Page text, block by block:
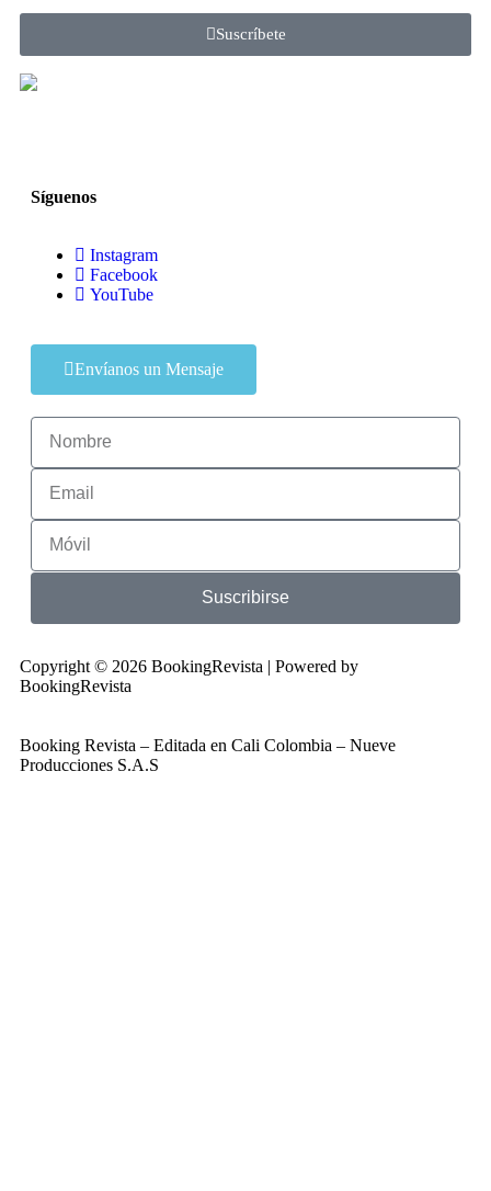
Suscríbete
Síguenos
Instagram
Facebook
YouTube
Envíanos un Mensaje
Suscribirse
Copyright © 2026 BookingRevista | Powered by
BookingRevista
Booking Revista – Editada en Cali Colombia – Nueve
Producciones S.A.S